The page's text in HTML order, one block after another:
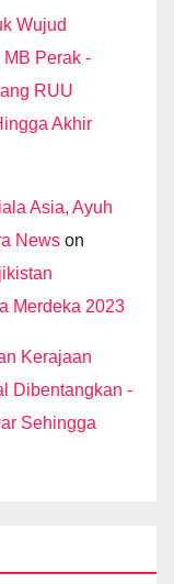
Wujud
Perak -
RUU
Akhir
Asia, Ayuh
News on
Merdeka 2023
Kerajaan
Dibentangkan -
Sehingga